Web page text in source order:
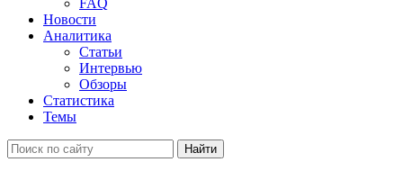
FAQ
Новости
Аналитика
Статьи
Интервью
Обзоры
Статистика
Темы
Найти